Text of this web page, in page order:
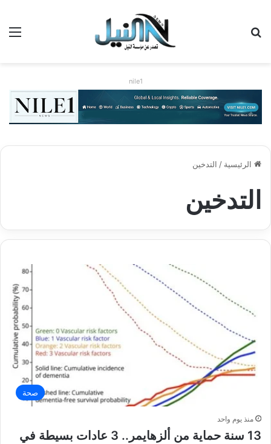
nile1
الرئيسية / التدخين
التدخين
صحة
منذ يوم واحد
13 سنة حماية من ألزهايمر.. 3 عادات بسيطة في